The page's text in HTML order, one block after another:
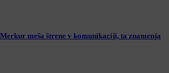
meša štrene v komunikaciji, ta znamenja